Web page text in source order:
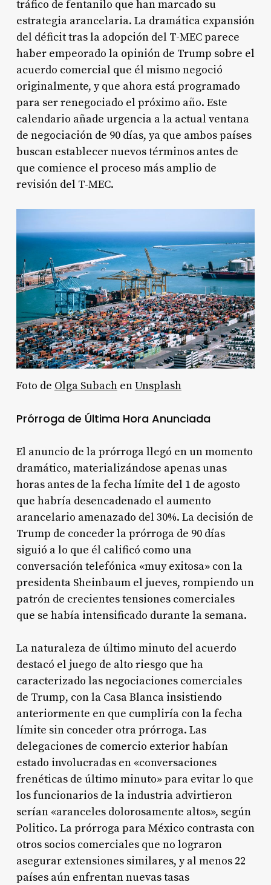
tráfico de fentanilo que han marcado su
estrategia arancelaria. La dramática expansión
del déficit tras la adopción del T-MEC parece
haber empeorado la opinión de Trump sobre el
acuerdo comercial que él mismo negoció
originalmente, y que ahora está programado
para ser renegociado el próximo año. Este
calendario añade urgencia a la actual ventana
de negociación de 90 días, ya que ambos países
buscan establecer nuevos términos antes de
que comience el proceso más amplio de
revisión del T-MEC.
Foto de Olga SubachenUnsplash
Prórroga de Última Hora Anunciada
El anuncio de la prórroga llegó en un momento
dramático, materializándose apenas unas
horas antes de la fecha límite del 1 de agosto
que habría desencadenado el aumento
arancelario amenazado del 30%. La decisión de
Trump de conceder la prórroga de 90 días
siguió a lo que él calificó como una
conversación telefónica «muy exitosa» con la
presidenta Sheinbaum el jueves, rompiendo un
patrón de crecientes tensiones comerciales
que se había intensificado durante la semana.
La naturaleza de último minuto del acuerdo
destacó el juego de alto riesgo que ha
caracterizado las negociaciones comerciales
de Trump, con la Casa Blanca insistiendo
anteriormente en que cumpliría con la fecha
límite sin conceder otra prórroga. Las
delegaciones de comercio exterior habían
estado involucradas en «conversaciones
frenéticas de último minuto» para evitar lo que
los funcionarios de la industria advirtieron
serían «aranceles dolorosamente altos», según
Politico. La prórroga para México contrasta con
otros socios comerciales que no lograron
asegurar extensiones similares, y al menos 22
países aún enfrentan nuevas tasas